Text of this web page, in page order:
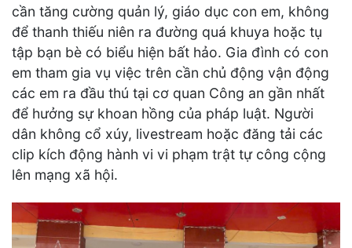
cần tăng cường quản lý, giáo dục con em, không
để thanh thiếu niên ra đường quá khuya hoặc tụ
tập bạn bè có biểu hiện bất hảo. Gia đình có con
em tham gia vụ việc trên cần chủ động vận động
các em ra đầu thú tại cơ quan Công an gần nhất
để hưởng sự khoan hồng của pháp luật. Người
dân không cổ xúy, livestream hoặc đăng tải các
clip kích động hành vi vi phạm trật tự công cộng
lên mạng xã hội.